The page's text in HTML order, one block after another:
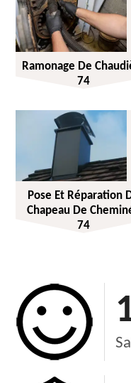
Ramonage De
74
Pose Et Réparation
Chapeau De
74